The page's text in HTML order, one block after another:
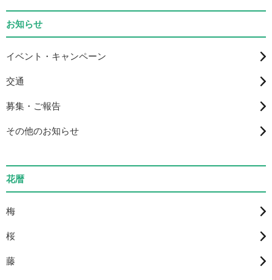
お知らせ
イベント・キャンペーン
交通
募集・ご報告
その他のお知らせ
花暦
梅
桜
藤